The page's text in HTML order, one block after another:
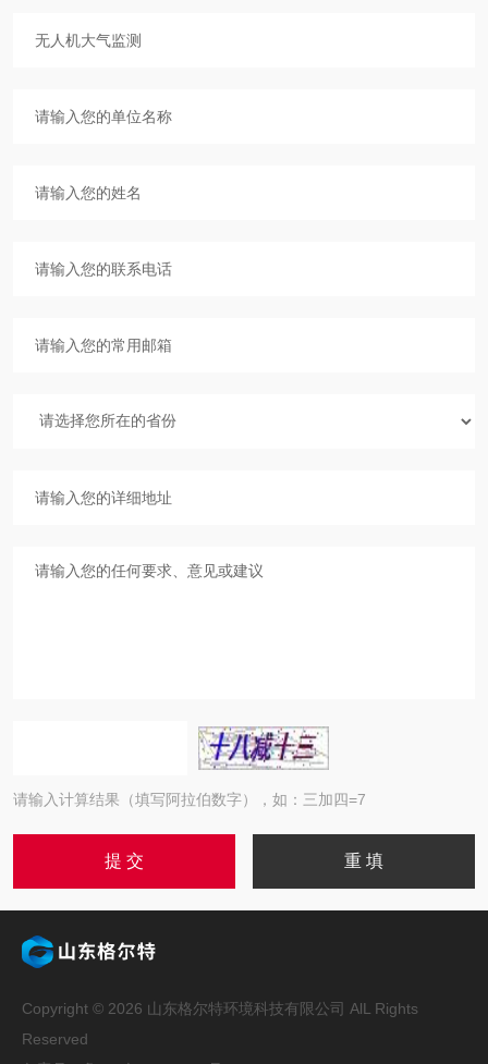
请输入计算结果（填写阿拉伯数字），如：三加四=7
Copyright © 2026 山东格尔特环境科技有限公司 AlL Rights
Reserved